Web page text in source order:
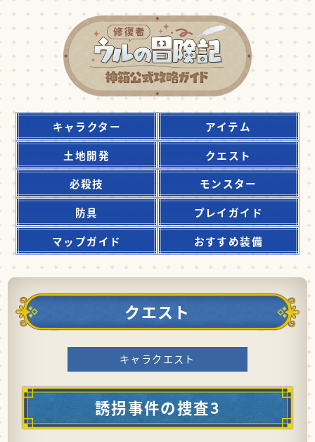
キャラクター
アイテム
土地開発
クエスト
必殺技
モンスター
防具
プレイガイド
マップガイド
おすすめ装備
クエスト
キャラクエスト
誘拐事件の捜査3